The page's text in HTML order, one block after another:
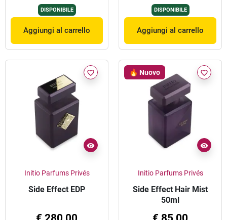
DISPONIBILE
Aggiungi al carrello
DISPONIBILE
Aggiungi al carrello
favorite_border
Initio Parfums Privés
Side Effect EDP
🔥 Nuovo favorite_border
Initio Parfums Privés
Side Effect Hair Mist
50ml